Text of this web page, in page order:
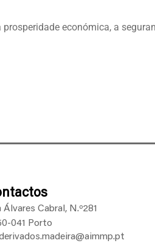
económica, a
Álvares Cabral, N.º281
041 Porto